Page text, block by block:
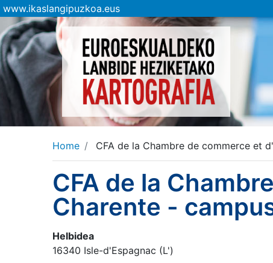
www.ikaslangipuzkoa.eus
Home CFA de la Chambre de commerce et
CFA de la
Charente -
Helbidea
16340 Isle-d'Espagnac (L')